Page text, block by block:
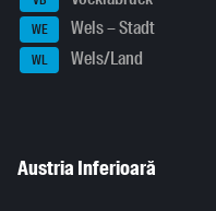
WE Wels – Stadt
WL Wels/Land
Austria Inferioară